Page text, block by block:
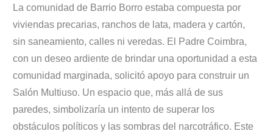
La comunidad de Barrio Borro estaba compuesta por
viviendas precarias, ranchos de lata, madera y cartón,
sin saneamiento, calles ni veredas. El Padre Coimbra,
con un deseo ardiente de brindar una oportunidad a esta
comunidad marginada, solicitó apoyo para construir un
Salón Multiuso. Un espacio que, más allá de sus
paredes, simbolizaría un intento de superar los
obstáculos políticos y las sombras del narcotráfico. Este